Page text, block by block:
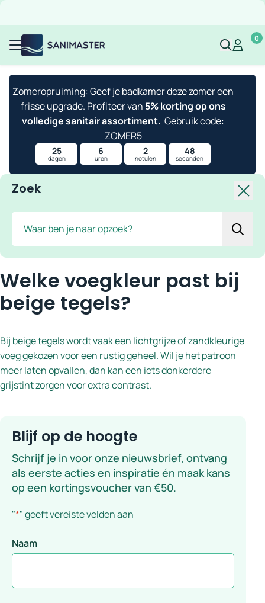
MenuSanimaster MijnMijn
0
Zomeropruiming: Geef je badkamer deze zomer een
frisse upgrade. Profiteer van 5% korting op ons
volledige sanitair assortiment. Gebruik code:
ZOMER5
25
dagen
6
uren
2
notulen
48
seconden
Zoek
Welke voegkleur past bij
beige tegels?
Bij beige tegels wordt vaak een lichtgrijze of zandkleurige
voeg gekozen voor een rustig geheel. Wil je het patroon
meer laten opvallen, dan kan een iets donkerdere
grijstint zorgen voor extra contrast.
Blijf op de hoogte
Schrijf je in voor onze nieuwsbrief, ontvang
als eerste acties en inspiratie én maak kans
op een kortingsvoucher van €50.
"*" geeft vereiste velden aan
Naam